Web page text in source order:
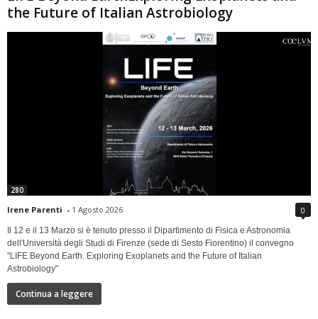
the Future of Italian Astrobiology
280
Irene Parenti - 1 Agosto 2026 0
Il 12 e il 13 Marzo si è tenuto presso il Dipartimento di Fisica e Astronomia
dell'Università degli Studi di Firenze (sede di Sesto Fiorentino) il convegno
"LIFE Beyond Earth. Exploring Exoplanets and the Future of Italian
Astrobiology"
Continua a leggere